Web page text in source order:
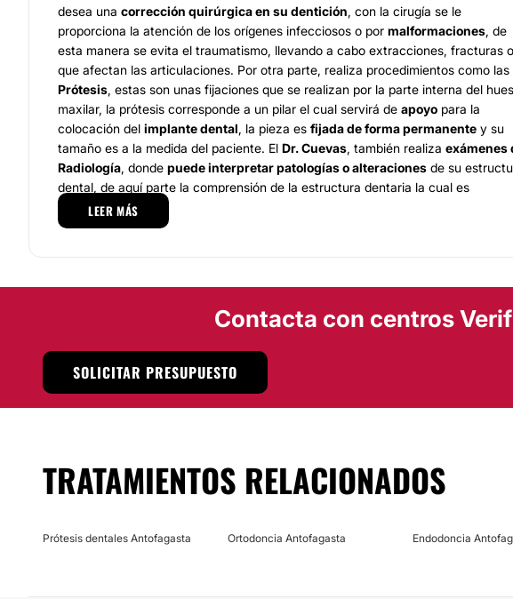
desea una corrección quirúrgica en su dentición, con la cirugía se le
proporciona la atención de los orígenes infecciosos o por malformaciones, de
esta manera se evita el traumatismo, llevando a cabo extracciones, fracturas o
que afectan las articulaciones. Por otra parte, realiza procedimientos como las
Prótesis, estas son unas fijaciones que se realizan por la parte interna del
maxilar, la prótesis corresponde a un pilar el cual servirá de apoyo para la
colocación del implante dental, la pieza es fijada de forma permanente y su
tamaño es a la medida del paciente. El Dr. Cuevas, también realiza exámenes
Radiología, donde puede interpretar patologías o alteraciones de su
dental, de aquí parte la comprensión de la estructura dentaria la cual es
indispensable para la correcta atención del paciente.
adecuada para prestar los servicios que espera, donde cubrirá sus
solucionara sus problemas dentales
. El paciente es atendido con un personal
calificado donde le brindara la comodidad en tratamientos y toda su experiencia.
No
LEER MÁS
Contacta con centros
SOLICITAR PRESUPUESTO
TRATAMIENTOS RELACIONADOS
Prótesis dentales Antofagasta Ortodoncia Antofagasta Endodoncia